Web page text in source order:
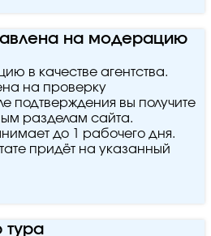
на модерацию
в качестве агентства.
на проверку
подтверждения вы получите
разделам сайта.
до 1 рабочего дня.
придёт на указанный
тура